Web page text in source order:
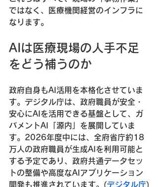
ではなく、医療機関経営のインフラに
なります。
AIは医療現場の人手不足
をどう補うのか
政府自身もAI活用を本格化させていま
す。デジタル庁は、政府職員が安全・
安心にAIを活用できる基盤として、ガ
バメントAI「源内」を展開していま
す。2026年度中には、全府省庁約18
万人の政府職員が生成AIを利用可能と
する予定であり、政府共通データセッ
トの整備や高度なAIアプリケーション
開発も推進されています。(デジタル庁⁠)